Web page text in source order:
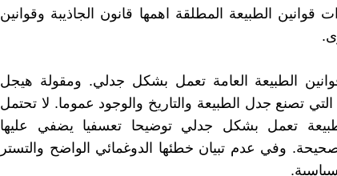
قوانين الطبيعة المطلقة اهمها قانون الجاذيبة وقوانين
قوانين الطبيعة العامة تعمل بشكل جدلي. ومقولة هيجل
تصنع جدل الطبيعة والتاريخ والوجود عموما. لا تحتمل
تعمل بشكل جدلي توضيحا تعسفيا يضفي عليها
وفي عدم تبيان خطئها الدوغمائي الواضح والتستر